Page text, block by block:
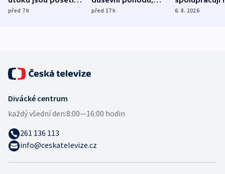
míní estonský
před 7h
ukázala
před 17h
různých zemí
6. 8. 2026
Divácké centrum
každý všední den:8:00—16:00 hodin
261 136 113
info@ceskatelevize.cz